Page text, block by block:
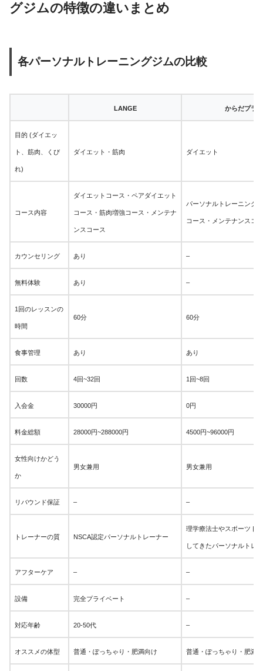
グジムの特徴の違いまとめ
各パーソナルトレーニングジムの比較
LANGE からだプラ
目的 (ダイエッ
ト、筋肉、くび
れ)
ダイエット・筋肉 ダイエット
コース内容
ダイエットコース・ペアダイエット
コース・筋肉増強コース・メンテナ
ンスコース
パーソナルトレーニング
コース・メンテナンスコ
カウンセリング あり –
無料体験 あり –
1回のレッスンの
時間
60分 60分
食事管理 あり あり
回数 4回~32回 1回~8回
入会金 30000円 0円
料金総額 28000円~288000円 4500円~96000円
女性向けかどう
か
男女兼用 男女兼用
リバウンド保証 – –
トレーナーの質 NSCA認定パーソナルトレーナー
理学療法士やスポーツト
してきたパーソナルトレ
アフターケア – –
設備 完全プライベート –
対応年齢 20-50代 –
オススメの体型 普通・ぽっちゃり・肥満向け 普通・ぽっちゃり・肥満